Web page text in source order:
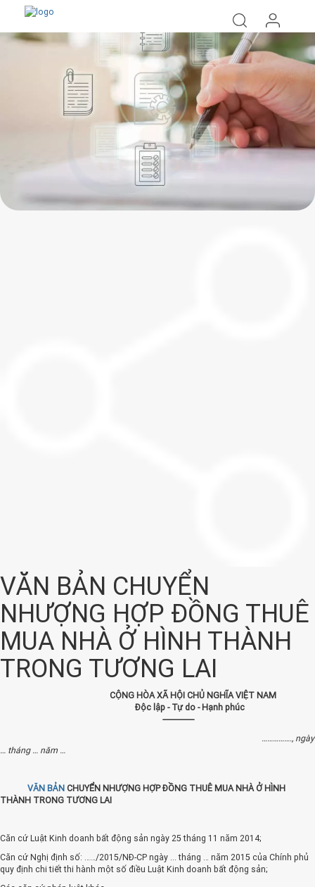
VĂN BẢN CHUYỂN
NHƯỢNG HỢP ĐỒNG THUÊ
MUA NHÀ Ở HÌNH THÀNH
TRONG TƯƠNG LAI
CỘNG HÒA XÃ HỘI CHỦ NGHĨA VIỆT NAM
Độc lập - Tự do - Hạnh phúc
---------------
……………., ngày
… tháng … năm …
VĂN BẢN CHUYỂN NHƯỢNG HỢP ĐỒNG THUÊ MUA NHÀ Ở HÌNH
THÀNH TRONG TƯƠNG LAI
Căn cứ Luật Kinh doanh bất động sản ngày 25 tháng 11 năm 2014;
Căn cứ Nghị định số: ……/2015/NĐ-CP ngày ... tháng … năm 2015 của Chính phủ
quy định chi tiết thi hành một số điều Luật Kinh doanh bất động sản;